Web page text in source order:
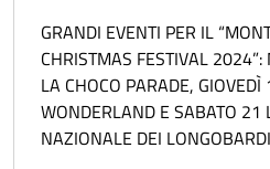
GRANDI EVENTI PER IL
CHRISTMAS FESTIVAL
LA CHOCO PARADE,
WONDERLAND E SABATO 21
NAZIONALE DEI LONGOBARDI